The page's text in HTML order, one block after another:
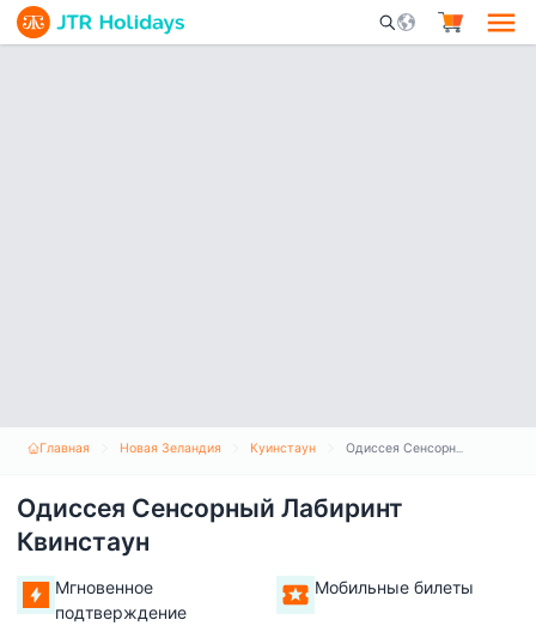
Mobile Search
Главная Новая Зеландия Куинстаун Одиссея Сенсорный Лабиринт Квинстаун
Одиссея Сенсорный Лабиринт
Квинстаун
Мгновенное
подтверждение
Мобильные билеты